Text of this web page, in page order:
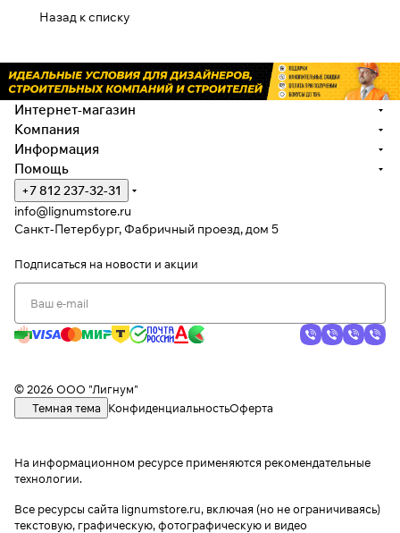
Назад к списку
Интернет-магазин
Компания
Информация
Помощь
+7 812 237-32-31
info@lignumstore.ru
Санкт-Петербург, Фабричный проезд, дом 5
Подписаться на новости и акции
© 2026 ООО "Лигнум"
Темная тема
КонфиденциальностьОферта
На информационном ресурсе применяются рекомендательные
технологии.
Все ресурсы сайта lignumstore.ru, включая (но не ограничиваясь)
текстовую, графическую, фотографическую и видео